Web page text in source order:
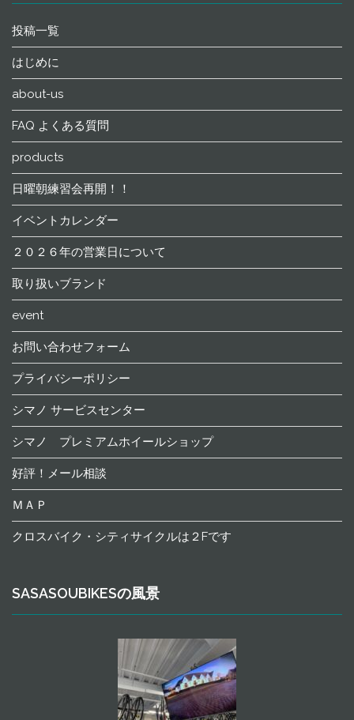
投稿一覧
はじめに
about-us
FAQ よくある質問
products
日曜朝練習会再開！！
イベントカレンダー
２０２６年の営業日について
取り扱いブランド
event
お問い合わせフォーム
プライバシーポリシー
シマノ サービスセンター
シマノ プレミアムホイールショップ
好評！メール相談
ＭＡＰ
クロスバイク・シティサイクルは２Fです
SASASOUBIKESの風景